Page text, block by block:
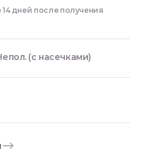
дней после получения
(с насечками)